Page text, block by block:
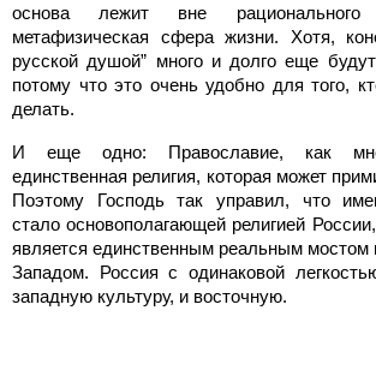
основа лежит вне
метафизическая сфера жизни. Хотя,
русской душой” много и долго еще
потому что это очень удобно для того,
делать.
И еще одно: Православие, как
единственная религия, которая может
Поэтому Господь так управил, что
стало основополагающей религией
является единственным реальным
Западом. Россия с одинаковой
западную культуру, и восточную.